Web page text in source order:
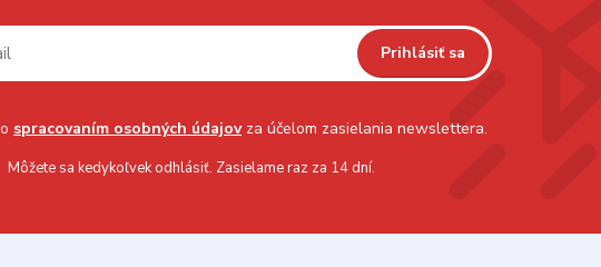
Prihlásiť sa
spracovaním osobných údajovza účelom zasielania newslettera.
Môžete sa kedykoľvek odhlásiť. Zasielame raz za 14 dní.